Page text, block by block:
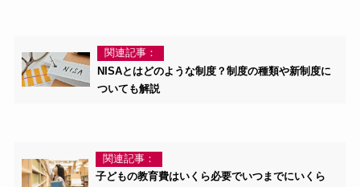
関連記事：
NISAとはどのような制度？制度の種類や新制度に
ついても解説
関連記事：
子どもの教育費はいくら必要でいつまでにいくら